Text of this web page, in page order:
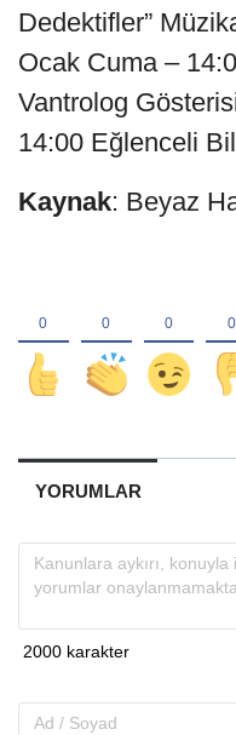
Dedektifler”
Ocak Cuma –
Vantrolog
14:00 Eğlenceli
Kaynak: Beyaz
YORUMLAR